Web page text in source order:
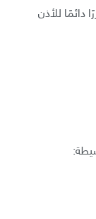
دائمًا للأذن